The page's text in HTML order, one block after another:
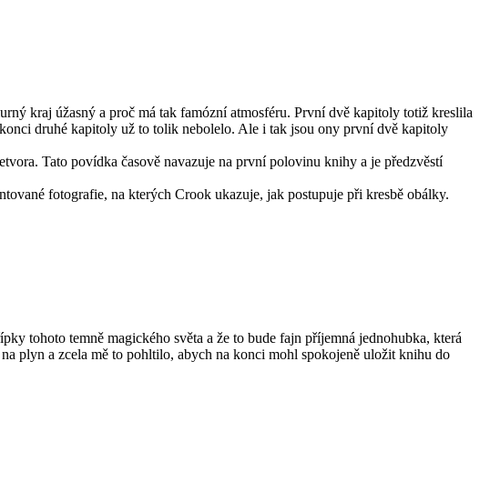
kraj úžasný a proč má tak famózní atmosféru. První dvě kapitoly totiž kreslila
druhé kapitoly už to tolik nebolelo. Ale i tak jsou ony první dvě kapitoly
Tato povídka časově navazuje na první polovinu knihy a je předzvěstí
fotografie, na kterých Crook ukazuje, jak postupuje při kresbě obálky.
tohoto temně magického světa a že to bude fajn příjemná jednohubka, která
plyn a zcela mě to pohltilo, abych na konci mohl spokojeně uložit knihu do